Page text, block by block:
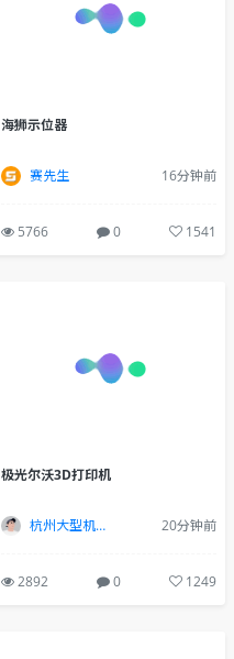
海狮示位器
赛先生 16分钟前
5766 0 1541
极光尔沃3D打印机
杭州大型机床设备工业设计 20分钟前
2892 0 1249